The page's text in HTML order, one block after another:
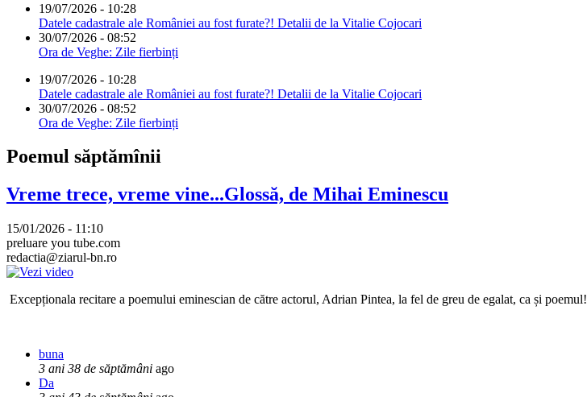
19/07/2026 - 10:28
Datele cadastrale ale României au fost furate?! Detalii de la Vitalie Cojocari
30/07/2026 - 08:52
Ora de Veghe: Zile fierbinți
19/07/2026 - 10:28
Datele cadastrale ale României au fost furate?! Detalii de la Vitalie Cojocari
30/07/2026 - 08:52
Ora de Veghe: Zile fierbinți
Poemul săptămînii
Vreme trece, vreme vine...Glossă, de Mihai Eminescu
15/01/2026 - 11:10
preluare you tube.com
redactia@ziarul-bn.ro
Excepționala recitare a poemului eminescian de către actorul, Adrian Pintea, la fel de greu de egalat, ca și poemul!
buna
3 ani 38 de săptămâni ago
Da